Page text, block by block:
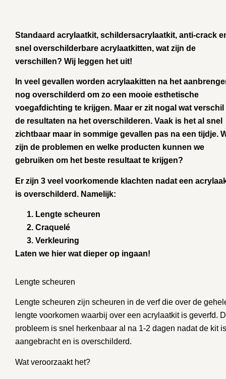
Standaard acrylaatkit, schildersacrylaatkit, anti-crack
snel overschilderbare acrylaatkitten, wat zijn de
verschillen? Wij leggen het uit!
In veel gevallen worden acrylaakitten na het
nog overschilderd om zo een mooie esthetische
voegafdichting te krijgen. Maar er zit nogal wat verschil
de resultaten na het overschilderen. Vaak is het al snel
zichtbaar maar in sommige gevallen pas na een tijdje.
zijn de problemen en welke producten kunnen we
gebruiken om het beste resultaat te krijgen?
Er zijn 3 veel voorkomende klachten nadat een
is overschilderd. Namelijk:
Lengte scheuren
Craquelé
Verkleuring
Laten we hier wat dieper op ingaan!
Lengte scheuren
Lengte scheuren zijn scheuren in de verf die over de
lengte voorkomen waarbij over een acrylaatkit is geverfd.
probleem is snel herkenbaar al na 1-2 dagen nadat de kit is
aangebracht en is overschilderd.
Wat veroorzaakt het?